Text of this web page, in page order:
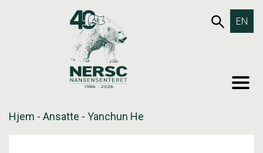
653SØK
EN
Hjem - Ansatte - Yanchun He